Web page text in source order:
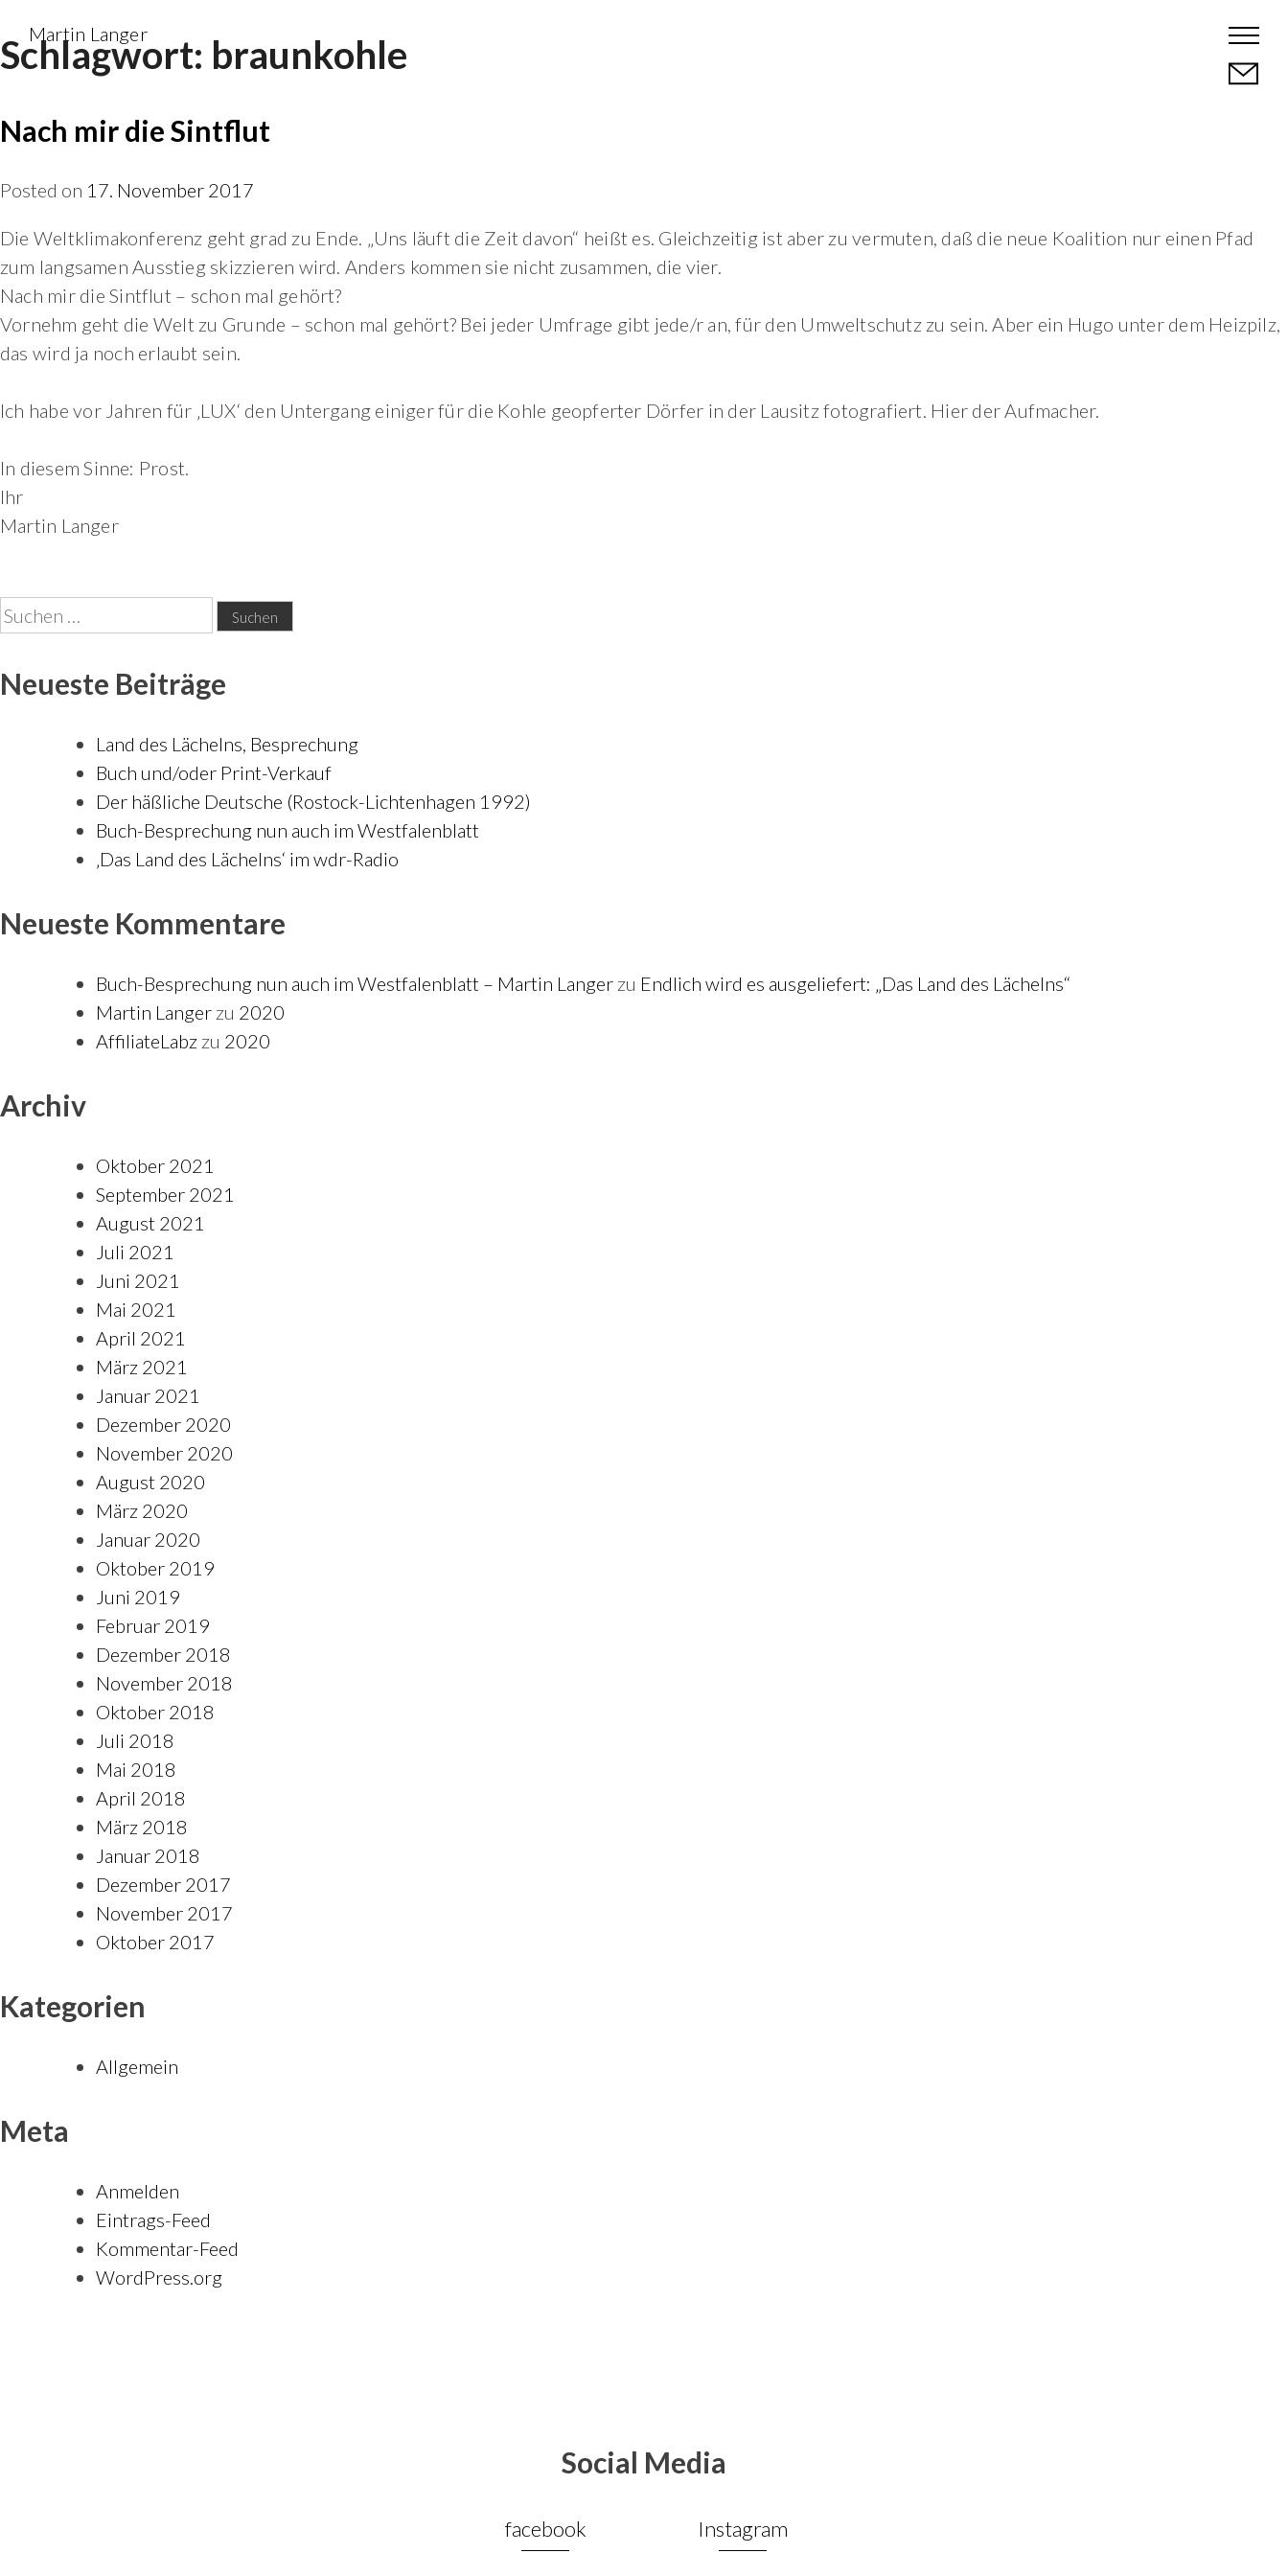
to
content
Martin Langer
Schlagwort: braunkohle
Nach mir die Sintflut
Posted on 17. November 2017
Die Weltklimakonferenz geht grad zu Ende. „Uns läuft die Zeit davon“ heißt es. Gleichzeitig ist aber zu vermuten, daß die neue Koalition nur einen Pfad
zum langsamen Ausstieg skizzieren wird. Anders kommen sie nicht zusammen, die vier.
Nach mir die Sintflut – schon mal gehört?
Vornehm geht die Welt zu Grunde – schon mal gehört? Bei jeder Umfrage gibt jede/r an, für den Umweltschutz zu sein. Aber ein Hugo unter dem Heizpilz,
das wird ja noch erlaubt sein.
Ich habe vor Jahren für ‚LUX‘ den Untergang einiger für die Kohle geopferter Dörfer in der Lausitz fotografiert. Hier der Aufmacher.
In diesem Sinne: Prost.
Ihr
Martin Langer
Suchen
nach:
Neueste Beiträge
Land des Lächelns, Besprechung
Buch und/oder Print-Verkauf
Der häßliche Deutsche (Rostock-Lichtenhagen 1992)
Buch-Besprechung nun auch im Westfalenblatt
‚Das Land des Lächelns‘ im wdr-Radio
Neueste Kommentare
Buch-Besprechung nun auch im Westfalenblatt – Martin Langer zu Endlich wird es ausgeliefert: „Das Land des Lächelns“
Martin Langer zu 2020
AffiliateLabz zu 2020
Archiv
Oktober 2021
September 2021
August 2021
Juli 2021
Juni 2021
Mai 2021
April 2021
März 2021
Januar 2021
Dezember 2020
November 2020
August 2020
März 2020
Januar 2020
Oktober 2019
Juni 2019
Februar 2019
Dezember 2018
November 2018
Oktober 2018
Juli 2018
Mai 2018
April 2018
März 2018
Januar 2018
Dezember 2017
November 2017
Oktober 2017
Kategorien
Allgemein
Meta
Anmelden
Eintrags-Feed
Kommentar-Feed
WordPress.org
Social Media
facebook Instagram